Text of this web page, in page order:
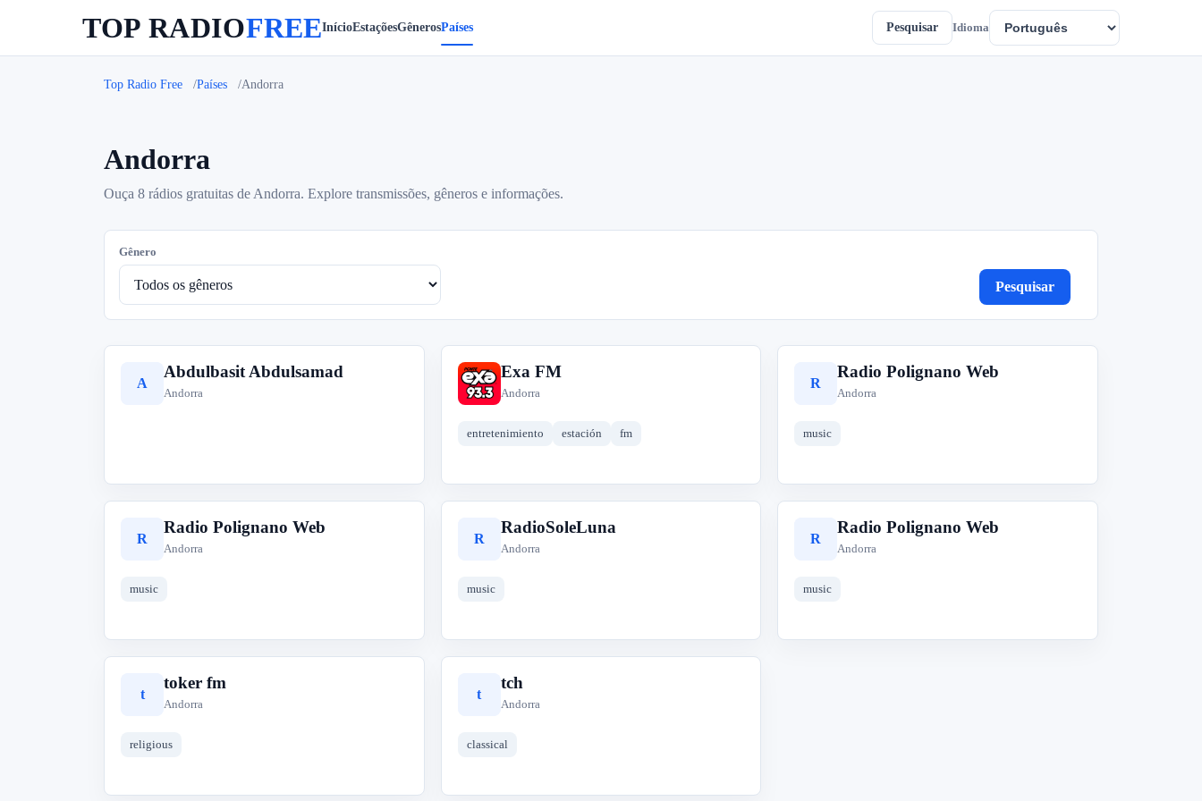
TOP RADIOFREEInícioEstaçõesGênerosPaíses Pesquisar Idioma
Top Radio Free Países Andorra
Andorra
Ouça 8 rádios gratuitas de Andorra. Explore transmissões, gêneros e informações.
Gênero
Pesquisar
A
Abdulbasit Abdulsamad
Andorra
E
Exa FM
Andorra
entretenimiento estación fm
R
Radio Polignano Web
Andorra
music
R
Radio Polignano Web
Andorra
music
R
RadioSoleLuna
Andorra
music
R
Radio Polignano Web
Andorra
music
t
toker fm
Andorra
religious
t
tch
Andorra
classical